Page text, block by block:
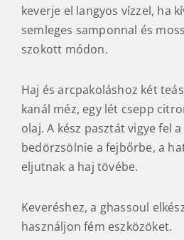
keverje el langyos vízzel, ha
semleges samponnal és
szokott módon.
Haj és arcpakoláshoz két
kanál méz, egy lét csepp
olaj. A kész pasztát vigye fel
bedörzsölnie a fejbőrbe, a
eljutnak a haj tövébe.
Keveréshez, a ghassoul
használjon fém eszközöket.